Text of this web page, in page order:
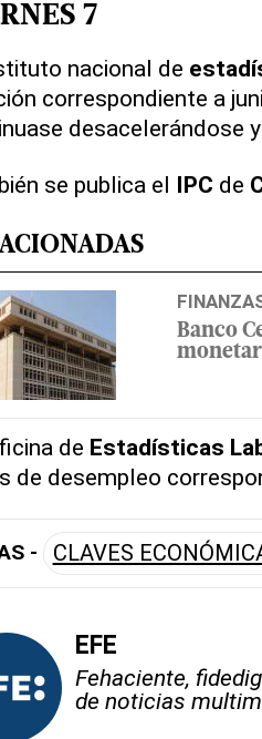
7
nacional de
correspondiente a
desacelerándose
se publica el IPC de
Banco
de Estadísticas
de desempleo
- CLAVES
EFE
Fehaciente,
de noticias